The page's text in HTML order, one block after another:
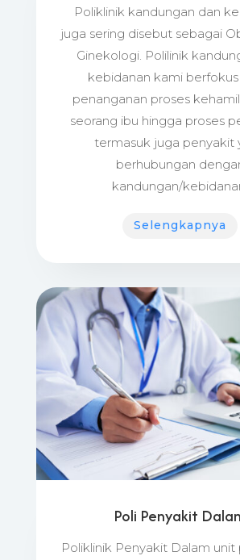
Poliklinik kandungan dan
juga sering disebut sebagai
Ginekologi. Polilinik
kebidanan kami
penanganan proses
seorang ibu hingga proses
termasuk juga penyakit
berhubungan
kandungan/
Selengkapnya
Poli Penyakit
Poliklinik Penyakit Dalam unit